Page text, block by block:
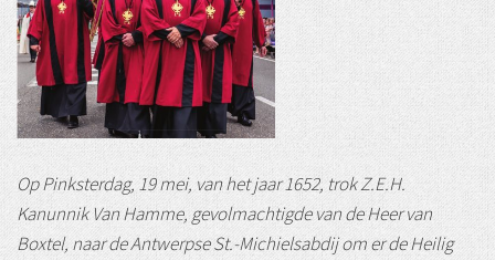
Op Pinksterdag, 19 mei, van het jaar 1652, trok Z.E.H.
Kanunnik Van Hamme, gevolmachtigde van de Heer van
Boxtel, naar de Antwerpse St.-Michielsabdij om er de Heilig